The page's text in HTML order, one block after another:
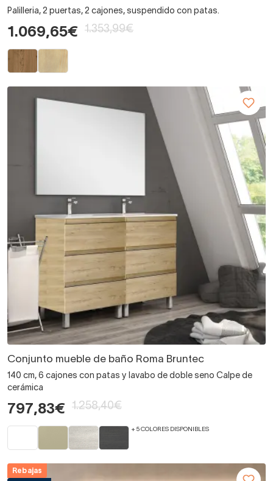
Palilleria, 2 puertas, 2 cajones, suspendido con patas.
1.069,65€ 1.353,99€
Conjunto mueble de baño Roma Bruntec
140 cm, 6 cajones con patas y lavabo de doble seno Calpe de
cerámica
797,83€ 1.258,40€
+ 5 COLORES DISPONIBLES
Rebajas